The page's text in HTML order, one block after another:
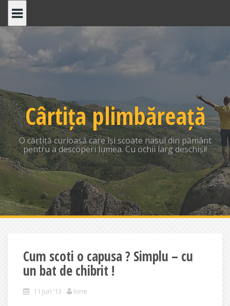
content
Cârtița plimbăreață
O cărtiță curioasă care își scoate nasul din pământ
pentru a descoperi lumea. Cu ochii larg deschiși!
Cum scoti o capusa ? Simplu – cu
un bat de chibrit !
11 Jun ’13 Ione